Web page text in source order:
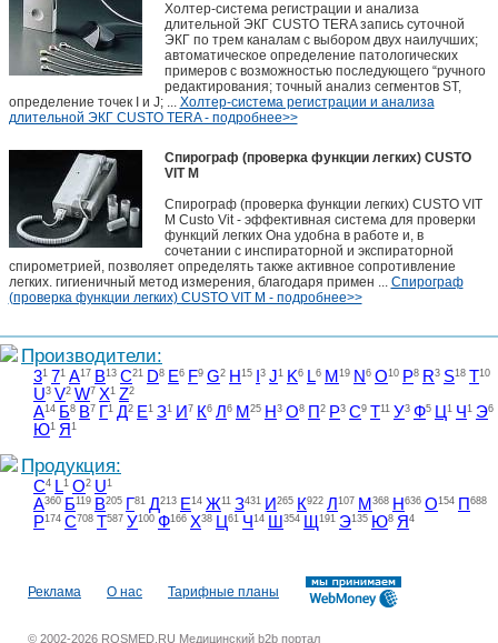
Холтер-система регистрации и анализа
длительной ЭКГ CUSTO TERA запись суточной
ЭКГ по трем каналам с выбором двух наилучших;
автоматическое определение патологических
примеров с возможностью последующего “ручного
редактирования; точный анализ сегментов ST,
определение точек I и J; ... Холтер-система регистрации и анализа
длительной ЭКГ CUSTO TERA - подробнее>>
Спирограф (проверка функции легких) CUSTO
VIT M
Спирограф (проверка функции легких) CUSTO VIT
M Custo Vit - эффективная система для проверки
функций легких Она удобна в работе и, в
сочетании с инспираторной и экспираторной
спирометрией, позволяет определять также активное сопротивление
легких. гигиеничный метод измерения, благодаря примен ... Спирограф
(проверка функции легких) CUSTO VIT M - подробнее>>
Производители:
31 71 A17 B13 C21 D8 E6 F9 G2 H 15 3 J1 K6 L6 M 19 N 6 O10 P8 R3 S18 T10
U3 V2 W7 X1 Z2
А14 Б8 В7 Г1 Д2 Е1 З1 И 7 К6 Л 6 М 25 Н 3 О8 П 2 Р3 С9 Т11 У3 Ф5 Ц 1 Ч 1 Э6
Ю1 Я 1
Продукция:
C4 L1 O2 U1
А360 Б119 В205 Г81 Д213 Е14 Ж11 З431 И 265 К922 Л 107 М 368 Н 636 О154 П 688
Р174 С708 Т587 У100 Ф166 Х38 Ц 61 Ч 14 Ш 354 Щ 191 Э135 Ю8 Я 4
Реклама О нас Тарифные планы
© 2002-2026 ROSMED.RU Медицинский b2b портал